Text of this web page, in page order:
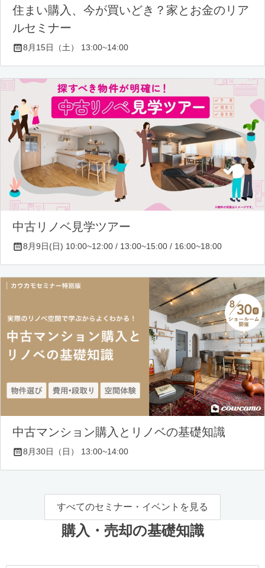
住まい購入、今が買いどき？家とお金のリア
ルセミナー
8月15日（土） 13:00~14:00
中古リノベ見学ツアー
8月9日(日) 10:00~12:00 / 13:00~15:00 / 16:00~18:00
中古マンション購入とリノベの基礎知識
8月30日（日） 13:00~14:00
すべてのセミナー・イベントを見る
購入・売却の基礎知識